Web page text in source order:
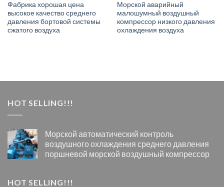
Фабрика хорошая цена
высокое качество среднего
давления бортовой системы
сжатого воздуха
Морской аварийный
малошумный воздушный
компрессор низкого давления
охлаждения воздуха
HOT SELLING!!!
Морской автоматический контроль
воздушного охлаждения среднего давления
поршневой морской воздушный компрессор
HOT SELLING!!!